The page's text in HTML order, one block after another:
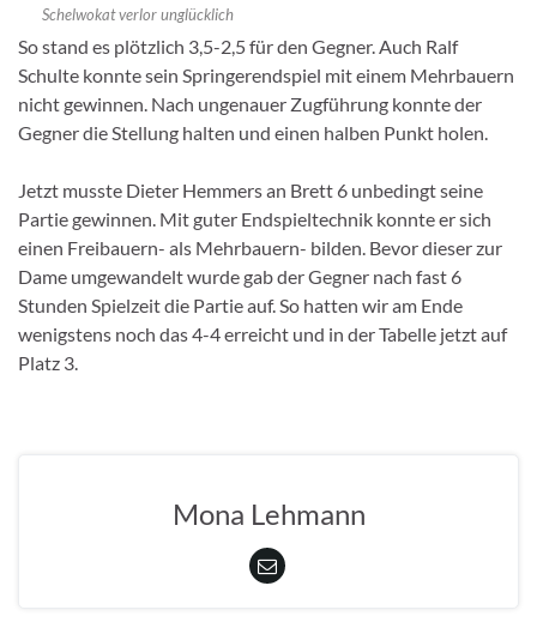
Schelwokat verlor unglücklich
So stand es plötzlich 3,5-2,5 für den Gegner. Auch Ralf
Schulte konnte sein Springerendspiel mit einem Mehrbauern
nicht gewinnen. Nach ungenauer Zugführung konnte der
Gegner die Stellung halten und einen halben Punkt holen.
Jetzt musste Dieter Hemmers an Brett 6 unbedingt seine
Partie gewinnen. Mit guter Endspieltechnik konnte er sich
einen Freibauern- als Mehrbauern- bilden. Bevor dieser zur
Dame umgewandelt wurde gab der Gegner nach fast 6
Stunden Spielzeit die Partie auf. So hatten wir am Ende
wenigstens noch das 4-4 erreicht und in der Tabelle jetzt auf
Platz 3.
Mona Lehmann